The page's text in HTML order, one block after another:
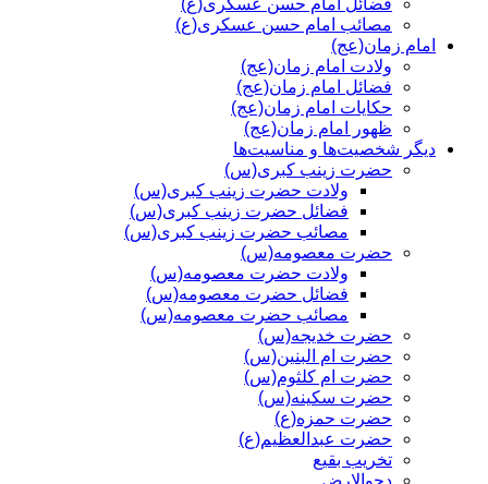
مصائب امام حسن عسکری(ع)
امام زمان(عج)
ولادت امام زمان(عج)
فضائل امام زمان(عج)
حکایات امام زمان(عج)
ظهور امام زمان(عج)
دیگر شخصیت‌ها و مناسیت‌ها
حضرت زینب کبری(س)
ولادت حضرت زینب کبری(س)
فضائل حضرت زینب کبری(س)
مصائب حضرت زینب کبری(س)
حضرت معصومه(س)
ولادت حضرت معصومه(س)
فضائل حضرت معصومه(س)
مصائب حضرت معصومه(س)
حضرت خدیجه(س)
حضرت ام البنین(س)
حضرت ام کلثوم(س)
حضرت سکینه(س)
حضرت حمزه(ع)
حضرت عبدالعظیم(ع)
تخریب بقیع
دحوالارض